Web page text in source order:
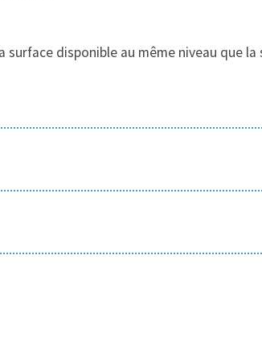
disponible au même niveau que la